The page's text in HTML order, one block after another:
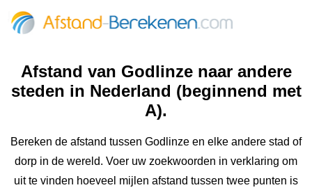
Afstand van Godlinze naar andere
steden in Nederland (beginnend met
A).
Bereken de afstand tussen Godlinze en elke andere stad of
dorp in de wereld. Voer uw zoekwoorden in verklaring om
uit te vinden hoeveel mijlen afstand tussen twee punten is